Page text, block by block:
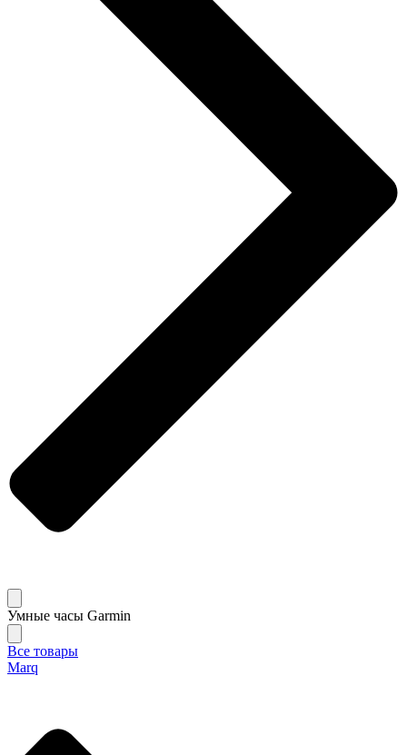
Умные часы Garmin
Все товары
Marq